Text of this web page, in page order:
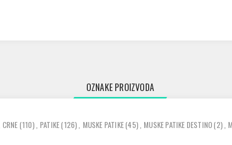
OZNAKE PROIZVODA
CRNE (110), PATIKE(126), MUSKE PATIKE(45), MUSKE PATIKE DESTINO(2),